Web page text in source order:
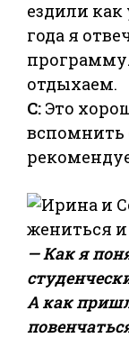
ездили как
года я
отдыхаем.
С: Это
вспомнить
— Как я
А как